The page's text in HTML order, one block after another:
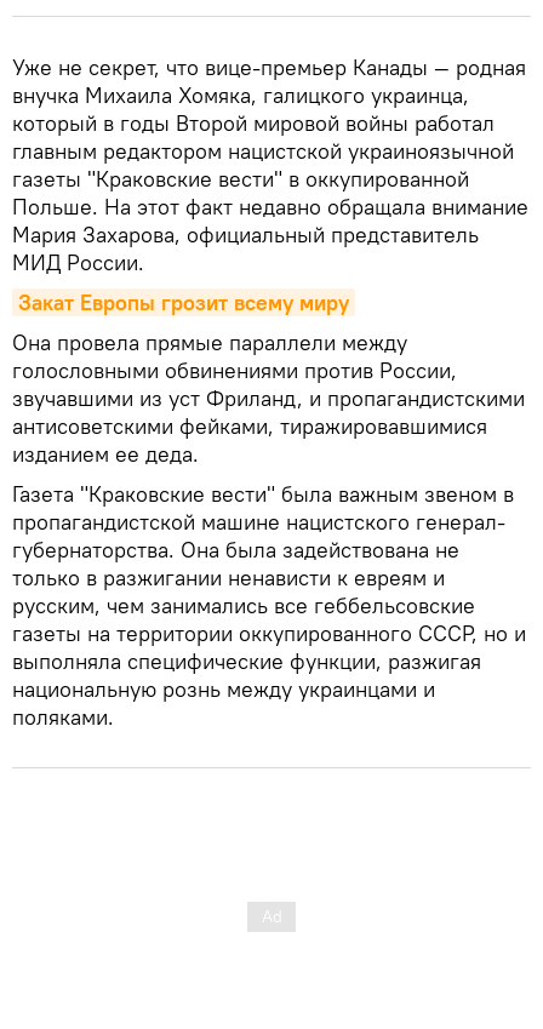
Уже не секрет, что вице-премьер Канады — родная
внучка Михаила Хомяка, галицкого украинца,
который в годы Второй мировой войны работал
главным редактором нацистской украиноязычной
газеты "Краковские вести" в оккупированной
Польше. На этот факт недавно обращала внимание
Мария Захарова, официальный представитель
МИД России.
Закат Европы грозит всему миру
Она провела прямые параллели между
голословными обвинениями против России,
звучавшими из уст Фриланд, и пропагандистскими
антисоветскими фейками, тиражировавшимися
изданием ее деда.
Газета "Краковские вести" была важным звеном в
пропагандистской машине нацистского генерал-
губернаторства. Она была задействована не
только в разжигании ненависти к евреям и
русским, чем занимались все геббельсовские
газеты на территории оккупированного СССР, но и
выполняла специфические функции, разжигая
национальную рознь между украинцами и
поляками.